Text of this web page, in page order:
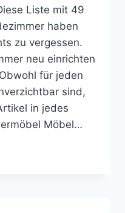
Liste mit 49
haben
zu vergessen.
neu einrichten
für jeden
sind,
in jedes
Möbel…